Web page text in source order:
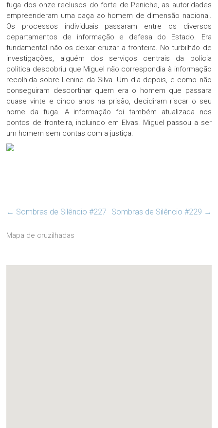
fuga dos onze reclusos do forte de Peniche, as autoridades
empreenderam uma caça ao homem de dimensão nacional.
Os processos individuais passaram entre os diversos
departamentos de informação e defesa do Estado. Era
fundamental não os deixar cruzar a fronteira. No turbilhão de
investigações, alguém dos serviços centrais da polícia
política descobriu que Miguel não correspondia à informação
recolhida sobre Lenine da Silva. Um dia depois, e como não
conseguiram descortinar quem era o homem que passara
quase vinte e cinco anos na prisão, decidiram riscar o seu
nome da fuga. A informação foi também atualizada nos
pontos de fronteira, incluindo em Elvas. Miguel passou a ser
um homem sem contas com a justiça.
← Sombras de Silêncio #227 Sombras de Silêncio #229 →
Mapa de cruzilhadas